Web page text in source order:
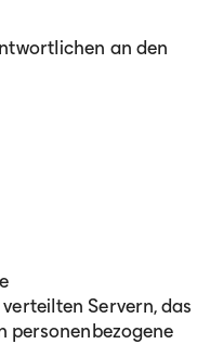
an den
Servern, das
personenbezogene